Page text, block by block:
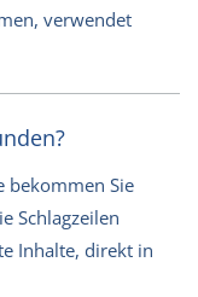
verwendet
bekommen Sie
Schlagzeilen
Inhalte, direkt in